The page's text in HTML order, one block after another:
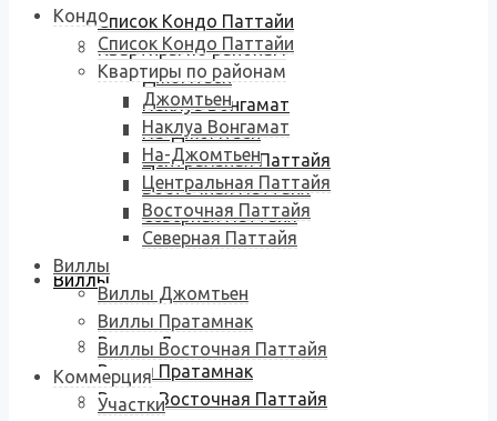
Список Кондо Паттайи
Квартиры по районам
Джомтьен
Наклуа Вонгамат
На-Джомтьен
Центральная Паттайя
Восточная Паттайя
Северная Паттайя
Виллы
Виллы Джомтьен
Виллы Пратамнак
Виллы Восточная Паттайя
Кондо
Список Кондо Паттайи
Квартиры по районам
Джомтьен
Наклуа Вонгамат
На-Джомтьен
Центральная Паттайя
Восточная Паттайя
Северная Паттайя
Виллы
Виллы Джомтьен
Виллы Пратамнак
Виллы Восточная Паттайя
Коммерция
Участки